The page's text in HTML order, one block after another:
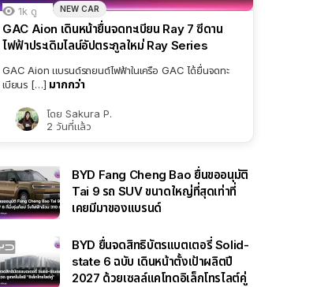
1k ดู NEW CAR
GAC Aion เดินหน้ายื่นจดทะเบียน Ray 7 ซีดาน
ไฟฟ้าประเดิมไลน์อัปตระกูลใหม่ Ray Series
GAC Aion แบรนด์รถยนต์ไฟฟ้าในเครือ GAC ได้ยื่นจดทะ
เบียนร […] มากกว่า
โดย Sakura P.
2 วันที่แล้ว
BYD Fang Cheng Bao ยื่นขออนุมัติ
Tai 9 รถ SUV ขนาดใหญ่ที่สุดเท่าที่
เคยมีมาของแบรนด์
BYD ยื่นจดสิทธิบัตรแบตเตอรี่ Solid-
state 6 ฉบับ เดินหน้าตั้งเป้าผลิตปี
2027 ด้วยเซลล์แคโทดอิเล็กโทรไลต์คู่